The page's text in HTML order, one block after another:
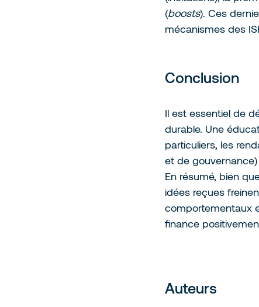
(boosts). Ces
mécanismes des
Conclusion
Il est essentiel de
durable. Une
particuliers, les
et de
En résumé, bien
idées reçues
comportementaux
finance
Auteurs